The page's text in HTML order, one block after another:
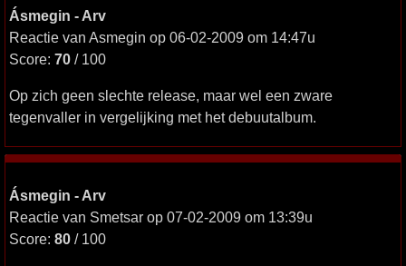
Ásmegin - Arv
Reactie van Asmegin op 06-02-2009 om 14:47u
Score: 70 / 100
Op zich geen slechte release, maar wel een zware
tegenvaller in vergelijking met het debuutalbum.
Ásmegin - Arv
Reactie van Smetsar op 07-02-2009 om 13:39u
Score: 80 / 100